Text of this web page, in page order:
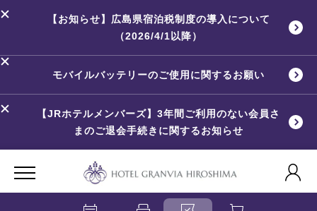
【お知らせ】広島県宿泊税制度の導入について
（2026/4/1以降）
モバイルバッテリーのご使用に関するお願い
【JRホテルメンバーズ】3年間ご利用のない会員さ
まのご退会手続きに関するお知らせ